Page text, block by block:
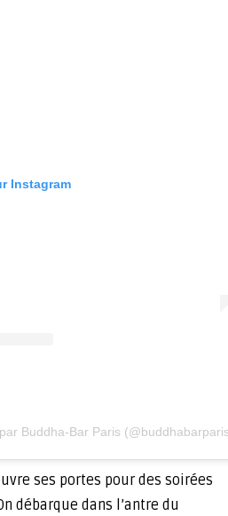
Instagram
Buddha-Bar Paris
ses portes pour des soirées
débarque dans l’antre du